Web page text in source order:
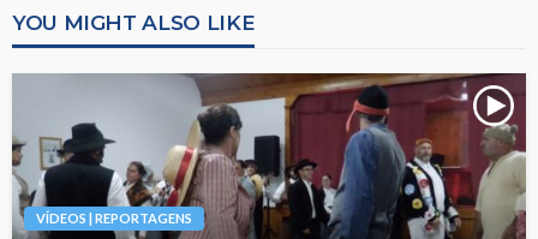
YOU MIGHT ALSO LIKE
VÍDEOS | REPORTAGENS